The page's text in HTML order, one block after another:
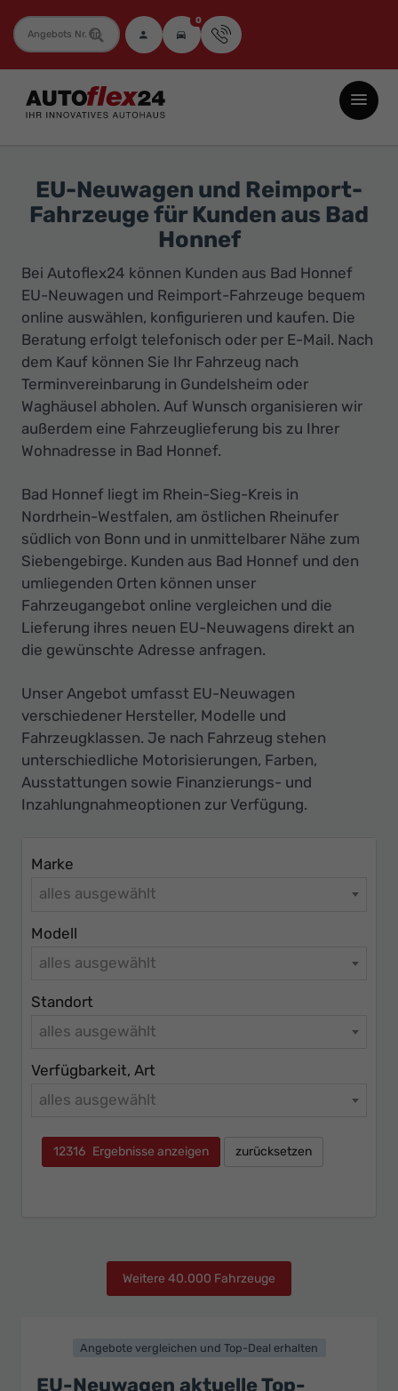
Fahrzeugnummer 0
Autoflex24
GmbH
Neuwagen
Jahreswagen
Gebrauchtwagen
zu
Top-
-
Ihr
Innovatives
Autohaus
EU-Neuwagen und Reimport-
Fahrzeuge für Kunden aus Bad
Honnef
Bei Autoflex24 können Kunden aus Bad Honnef
EU-Neuwagen und Reimport-Fahrzeuge bequem
online auswählen, konfigurieren und kaufen. Die
Beratung erfolgt telefonisch oder per E-Mail. Nach
dem Kauf können Sie Ihr Fahrzeug nach
Terminvereinbarung in Gundelsheim oder
Waghäusel abholen. Auf Wunsch organisieren wir
außerdem eine Fahrzeuglieferung bis zu Ihrer
Wohnadresse in Bad Honnef.
Bad Honnef liegt im Rhein-Sieg-Kreis in
Nordrhein-Westfalen, am östlichen Rheinufer
südlich von Bonn und in unmittelbarer Nähe zum
Siebengebirge. Kunden aus Bad Honnef und den
umliegenden Orten können unser
Fahrzeugangebot online vergleichen und die
Lieferung ihres neuen EU-Neuwagens direkt an
die gewünschte Adresse anfragen.
Unser Angebot umfasst EU-Neuwagen
verschiedener Hersteller, Modelle und
Fahrzeugklassen. Je nach Fahrzeug stehen
unterschiedliche Motorisierungen, Farben,
Ausstattungen sowie Finanzierungs- und
Inzahlungnahmeoptionen zur Verfügung.
Marke
alles ausgewählt
Modell
alles ausgewählt
Standort
alles ausgewählt
Verfügbarkeit, Art
alles ausgewählt
12316 Ergebnisse anzeigen zurücksetzen
Weitere 40.000 Fahrzeuge
Angebote vergleichen und Top-Deal erhalten
EU-Neuwagen aktuelle Top-